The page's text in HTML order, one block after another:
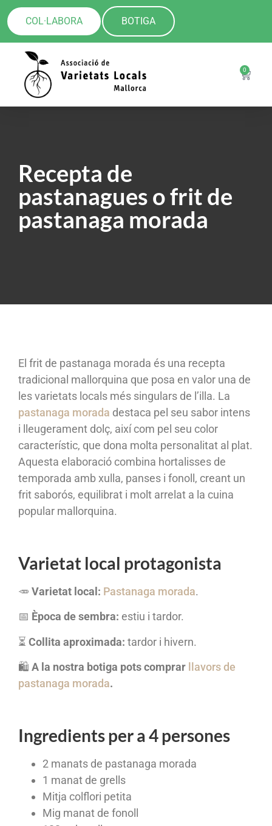
COL·LABORA BOTIGA
0
Recepta de
pastanagues o frit de
pastanaga morada
El frit de pastanaga morada és una recepta
tradicional mallorquina que posa en valor una de
les varietats locals més singulars de l’illa. La
pastanaga morada destaca pel seu sabor intens
i lleugerament dolç, així com pel seu color
característic, que dona molta personalitat al plat.
Aquesta elaboració combina hortalisses de
temporada amb xulla, panses i fonoll, creant un
frit saborós, equilibrat i molt arrelat a la cuina
popular mallorquina.
Varietat local protagonista
🥕 Varietat local: Pastanaga morada.
📅 Època de sembra: estiu i tardor.
⏳ Collita aproximada: tardor i hivern.
🛍️ A la nostra botiga pots comprar
llavors de
pastanaga morada.
Ingredients per a 4 persones
2 manats de pastanaga morada
1 manat de grells
Mitja colflori petita
Mig manat de fonoll